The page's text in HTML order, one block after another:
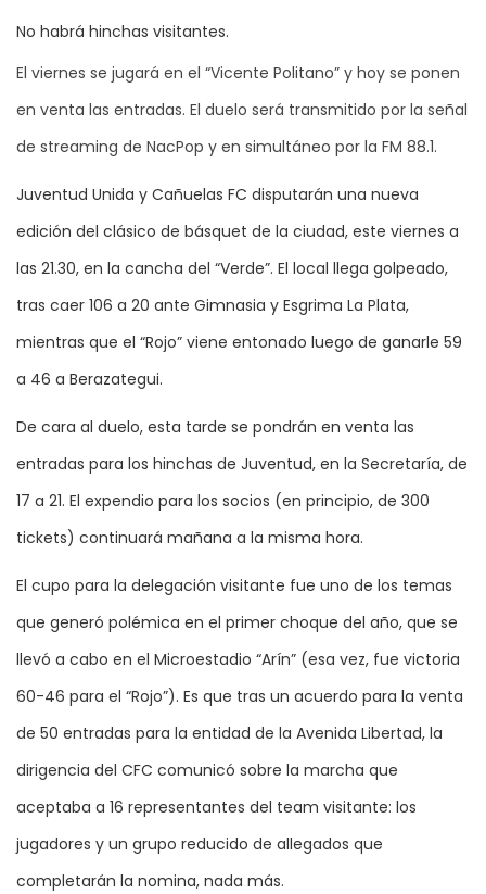
No habrá hinchas visitantes.
El viernes se jugará en el “Vicente Politano” y hoy se ponen
en venta las entradas. El duelo será transmitido por la señal
de streaming de NacPop y en simultáneo por la FM 88.1.
Juventud Unida y Cañuelas FC disputarán una nueva
edición del clásico de básquet de la ciudad, este viernes a
las 21.30, en la cancha del “Verde”. El local llega golpeado,
tras caer 106 a 20 ante Gimnasia y Esgrima La Plata,
mientras que el “Rojo” viene entonado luego de ganarle 59
a 46 a Berazategui.
De cara al duelo, esta tarde se pondrán en venta las
entradas para los hinchas de Juventud, en la Secretaría, de
17 a 21. El expendio para los socios (en principio, de 300
tickets) continuará mañana a la misma hora.
El cupo para la delegación visitante fue uno de los temas
que generó polémica en el primer choque del año, que se
llevó a cabo en el Microestadio “Arín” (esa vez, fue victoria
60-46 para el “Rojo”). Es que tras un acuerdo para la venta
de 50 entradas para la entidad de la Avenida Libertad, la
dirigencia del CFC comunicó sobre la marcha que
aceptaba a 16 representantes del team visitante: los
jugadores y un grupo reducido de allegados que
completarán la nomina, nada más.